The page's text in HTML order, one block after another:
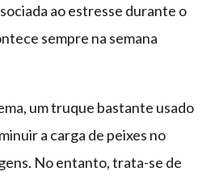
ao estresse durante o
sempre na semana
um truque bastante usado
a carga de peixes no
No entanto, trata-se de